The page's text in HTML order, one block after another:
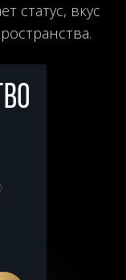
статус, вкус